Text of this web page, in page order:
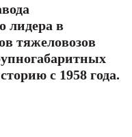
лидера в
тяжеловозов
с 1958 года.